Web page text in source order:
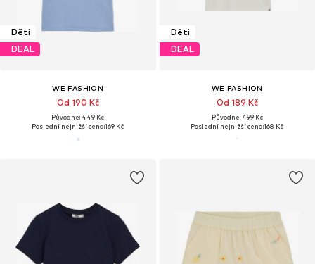
Děti
DEAL
WE FASHION
Od 190 Kč
Původně: 449 Kč
Poslední nejnižší cena:169 Kč
Děti
DEAL
WE FASHION
Od 189 Kč
Původně: 499 Kč
Poslední nejnižší cena:168 Kč